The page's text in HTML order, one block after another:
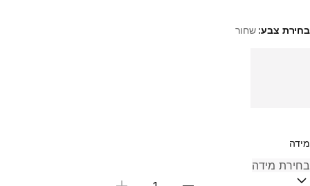
בחירת צבע:שחור
מידה